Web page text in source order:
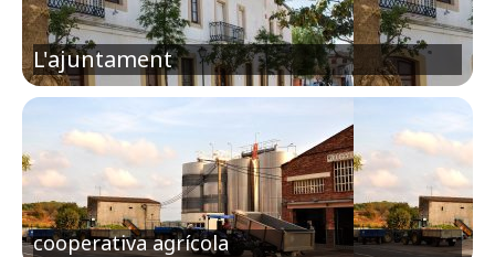
L'ajuntament
cooperativa agrícola